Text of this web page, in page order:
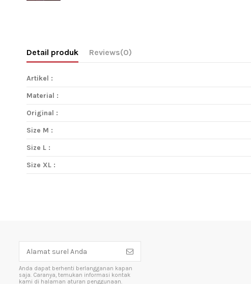
Detail produk Reviews(0)
Artikel :
Material :
Original :
Size M :
Size L :
Size XL :
Anda dapat berhenti berlangganan kapan
saja. Caranya, temukan informasi kontak
kami di halaman aturan penggunaan.